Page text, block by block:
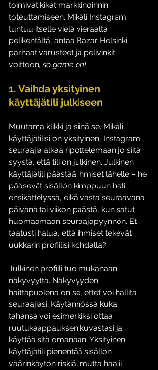
toimivat kikat markkinoinnin
toteuttamiseen. Mikäli Instagram
tuntuu itselle vielä vieraalta
pelikentältä, antaa Bazar Helsinki
parhaat varusteet ja pelivinkit
voittoon, so game on!
1. Vaihda yksityinen
käyttäjätili julkiseen
Muutama klikki ja siinä se. Mikäli
käyttäjätilisi on yksityinen, Instagram
seuraajia alkaa ripottelemaan jo siitä
syystä, että tili on julkinen. Julkinen
käyttäjätili päästää ihmiset lähelle – he
pääsevät sisällön kimppuun heti
ensikättelyssä, eikä vasta seuraavana
päivänä tai viikon päästä, kun satut
huomaamaan seuraajapyynnön. Et
taatusti halua, että ihmiset tekevät
uukkarin profiilisi kohdalla?
Julkinen profiili tuo mukanaan
näkyvyyttä. Näkyvyyden
haittapuolena on se, ettet voi hallita
seuraajiasi. Käytännössä kuka
tahansa voi esimerkiksi ottaa
ruutukaappauksen kuvastasi ja
käyttää sitä omanaan. Yksityinen
käyttäjätili pienentää sisällön
väärinkäytön riskiä, mutta haalii